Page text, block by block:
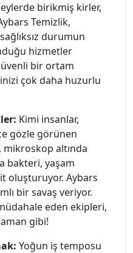
birikmiş kirler,
Temizlik,
durumun
hizmetler
bir ortam
çok daha huzurlu
Kimi insanlar,
gözle görünen
mikroskop altında
bakteri, yaşam
oluşturuyor. Aybars
bir savaş veriyor.
eden ekipleri,
gibi!
Yoğun iş temposu